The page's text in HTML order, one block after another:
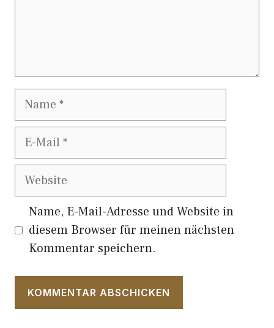
Name
E-
Website
Name, E-Mail-Adresse und Website in
diesem Browser für meinen nächsten
Kommentar speichern.